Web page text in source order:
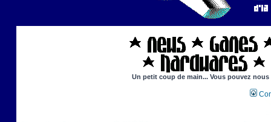
Un petit coup de main... Vous pouvez